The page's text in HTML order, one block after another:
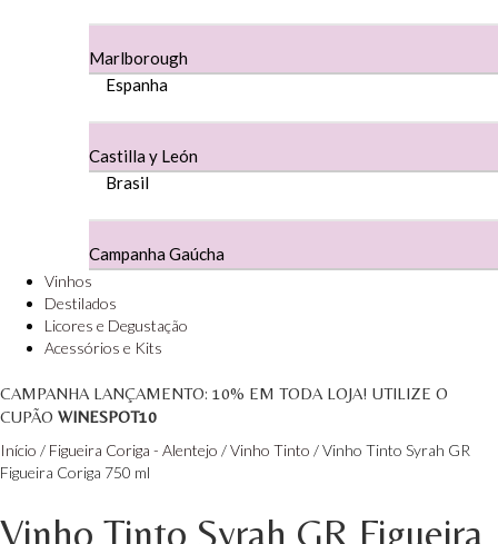
Herdade Da Figueirinha - Alentejo
Herdade Da Maroteira Alentejo
Herdade do Moinho Branco - Alentejo
Herdade do Rocim Alentejo
Herdade dos Coteis Alentejo
Herdade Papa Leite - Alentejo
Horacio Simoes Setubal
Marlborough
Espanha
Castilla y León
Brasil
Campanha Gaúcha
Vinhos
Destilados
Licores e Degustação
Acessórios e Kits
CAMPANHA LANÇAMENTO: 10% EM TODA LOJA! UTILIZE O
CUPÃO WINESPOT10
Início / Figueira Coriga - Alentejo /Vinho Tinto / Vinho Tinto Syrah GR
Figueira Coriga 750 ml
Vinho Tinto Syrah GR Figueira